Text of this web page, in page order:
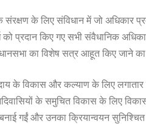
के लिए संविधान में जो अधिकार
को प्रदान किए गए सभी संवैधानिक
का विशेष सत्र आहूत किए जाने
के विकास और कल्याण के लिए लगातार
के समुचित विकास के लिए विकास
गईं और उनका क्रियान्वयन सुनिश्चित